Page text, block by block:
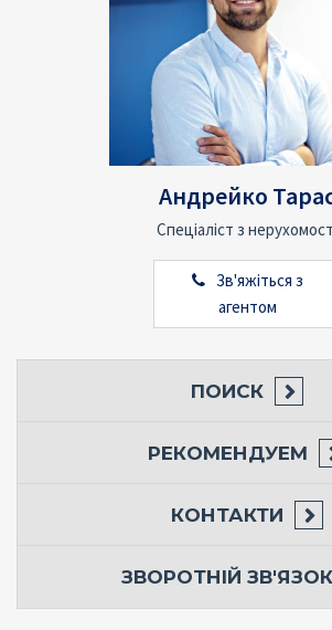
Андрейко
Спеціаліст з
Зв'яжіться з
агентом
ПОИСК
РЕКОМЕНДУЕМ
КОНТАКТИ
ЗВОРОТНІЙ ЗВ'ЯЗОК